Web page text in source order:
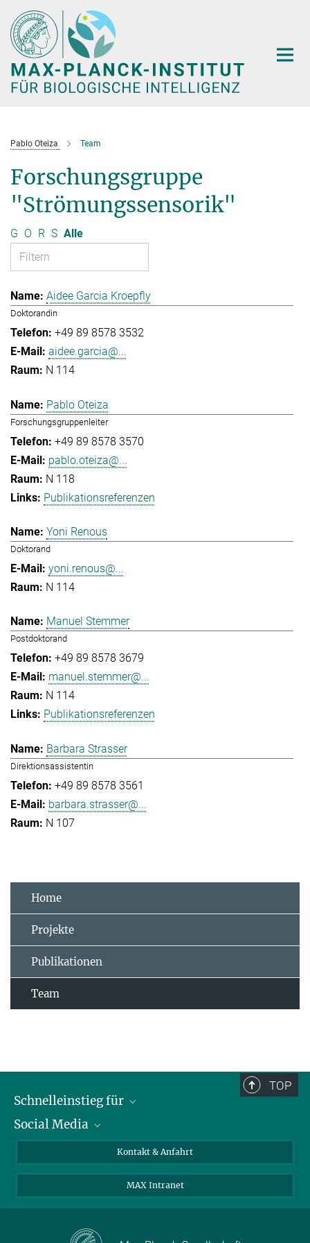
Hauptinhalt
Pablo Oteiza Team
Forschungsgruppe
"Strömungssensorik"
G O R S Alle
Aidee Garcia Kroepfly
Doktorandin
+49 89 8578 3532
aidee.garcia@...
N 114
Pablo Oteiza
Forschungsgruppenleiter
+49 89 8578 3570
pablo.oteiza@...
N 118
Publikationsreferenzen
Yoni Renous
Doktorand
yoni.renous@...
N 114
Manuel Stemmer
Postdoktorand
+49 89 8578 3679
manuel.stemmer@...
N 114
Publikationsreferenzen
Barbara Strasser
Direktionsassistentin
+49 89 8578 3561
barbara.strasser@...
N 107
Home
Projekte
Publikationen
Team
TOP
Schnelleinstieg für
Journalist*innen
Schüler*innen und Lehrkräfte
Social Media
LinkedIn
Facebook
Kontakt & Anfahrt
MAX Intranet